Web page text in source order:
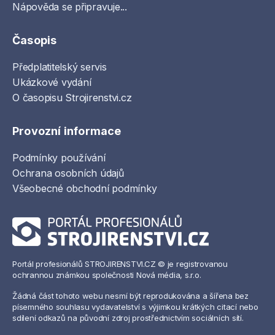
Nápověda se připravuje...
Časopis
Předplatitelský servis
Ukázkové vydání
O časopisu Strojirenstvi.cz
Provozní informace
Podmínky používání
Ochrana osobních údajů
Všeobecné obchodní podmínky
Portál profesionálů STROJIRENSTVI.CZ © je registrovanou
ochrannou známkou společnosti Nová média, s.r.o.
Žádná část tohoto webu nesmí být reprodukována a šířena bez
písemného souhlasu vydavatelství s výjimkou krátkých citací nebo
sdílení odkazů na původní zdroj prostřednictvím sociálních sítí.